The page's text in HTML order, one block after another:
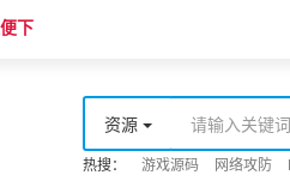
下
资源
热搜： 游戏源码 网络攻防